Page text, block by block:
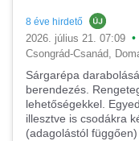
8 éve hirdető
2026. július 21. 07:09 •
Csongrád-Csanád,
Sárgarépa
berendezés.
lehetőségekkel.
illesztve is csodákra
(adagolástól